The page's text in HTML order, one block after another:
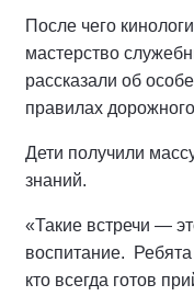
После чего
мастерство
рассказали об
правилах
Дети получили
знаний.
«Такие встречи —
воспитание.
кто всегда готов